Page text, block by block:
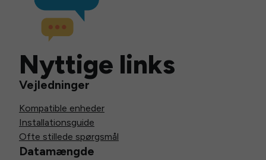
Nyttige links
Vejledninger
Kompatible enheder
Installationsguide
Ofte stillede spørgsmål
Datamængde